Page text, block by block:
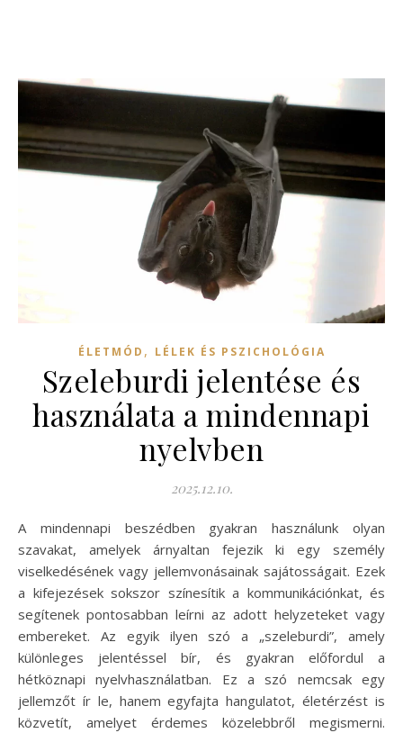
ÉLETMÓD , LÉLEK ÉS PSZICHOLÓGIA
Szeleburdi jelentése és
használata a mindennapi
nyelvben
2025.12.10.
A mindennapi beszédben gyakran használunk olyan
szavakat, amelyek árnyaltan fejezik ki egy személy
viselkedésének vagy jellemvonásainak sajátosságait. Ezek
a kifejezések sokszor színesítik a kommunikációnkat, és
segítenek pontosabban leírni az adott helyzeteket vagy
embereket. Az egyik ilyen szó a „szeleburdi”, amely
különleges jelentéssel bír, és gyakran előfordul a
hétköznapi nyelvhasználatban. Ez a szó nemcsak egy
jellemzőt ír le, hanem egyfajta hangulatot, életérzést is
közvetít, amelyet érdemes közelebbről megismerni.